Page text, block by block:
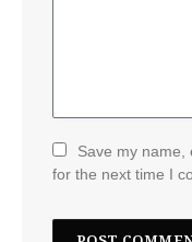
Save my name,
for the next time I